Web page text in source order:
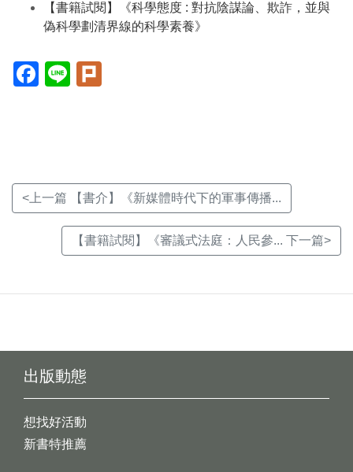
【書籍試閱】《科學態度 : 對抗陰謀論、欺詐，並與
偽科學劃清界線的科學素養》
Facebook(另
開
Line(另
開
<上一篇 【書介】《新媒體時代下的軍事傳播...
【書籍試閱】《審議式法庭：人民參... 下一篇>
出版動態
想找好活動
新書特推薦